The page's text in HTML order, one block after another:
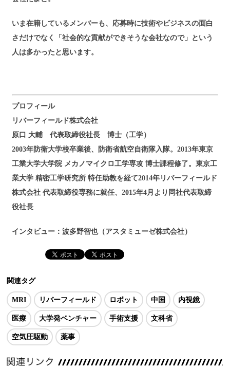
いま在籍しているメンバーも、応募時に技術やビジネスの面白
さだけでなく「社会的な貢献ができそうな会社なので」という
人は多かったと思います。
プロフィール
リバーフィールド株式会社
原口 大輔 代表取締役社長 博士（工学）
2003年防衛大学校卒業後、防衛省航空自衛隊入隊。2013年東京
工業大学大学院 メカノマイクロ工学専攻 博士課程修了。東京工
業大学 精密工学研究所 特任助教を経て2014年リバーフィールド
株式会社 代表取締役専務に就任、2015年4月より同社代表取締
役社長
インタビュー：波多野智也（アスタミューゼ株式会社）
関連タグ
MRI リバーフィールド ロボット 中国 内視鏡
医療 大学発ベンチャー 手術支援 文科省
空気圧駆動 薬事